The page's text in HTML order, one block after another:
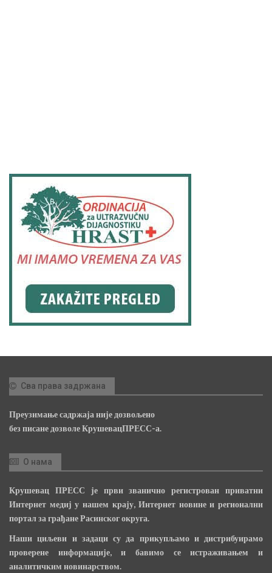
Сва права задржана
Преузимање садржаја није дозвољено
без писане дозволе КрушевацПРЕСС-а.
О нама
Крушевац ПРЕСС је први званично регистрован приватни
Интернет медиј у нашем крају, Интернет новине и регионални
портал за грађане Расинског округа.
Наши циљеви и задаци су да прикупљамо и дистрибуирамо
проверене информације, и бавимо се истраживањем и
аналитичким новинарством.